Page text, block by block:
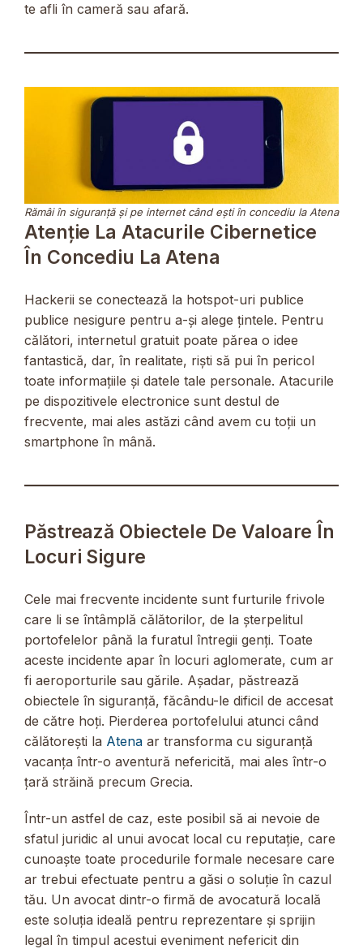
te afli în cameră sau afară.
Rămâi în siguranță și pe internet când ești în concediu la Atena
Atenție La Atacurile Cibernetice
În Concediu La Atena
Hackerii se conectează la hotspot-uri publice
publice nesigure pentru a-și alege țintele. Pentru
călători, internetul gratuit poate părea o idee
fantastică, dar, în realitate, riști să pui în pericol
toate informațiile și datele tale personale. Atacurile
pe dispozitivele electronice sunt destul de
frecvente, mai ales astăzi când avem cu toții un
smartphone în mână.
Păstrează Obiectele De Valoare În
Locuri Sigure
Cele mai frecvente incidente sunt furturile frivole
care li se întâmplă călătorilor, de la șterpelitul
portofelelor până la furatul întregii genți. Toate
aceste incidente apar în locuri aglomerate, cum ar
fi aeroporturile sau gările. Așadar, păstrează
obiectele în siguranță, făcându-le dificil de accesat
de către hoți. Pierderea portofelului atunci când
călătorești la Atena ar transforma cu siguranță
vacanța într-o aventură nefericită, mai ales într-o
țară străină precum Grecia.
Într-un astfel de caz, este posibil să ai nevoie de
sfatul juridic al unui avocat local cu reputație, care
cunoaște toate procedurile formale necesare care
ar trebui efectuate pentru a găsi o soluție în cazul
tău. Un avocat dintr-o firmă de avocatură locală
este soluția ideală pentru reprezentare și sprijin
legal în timpul acestui eveniment nefericit din